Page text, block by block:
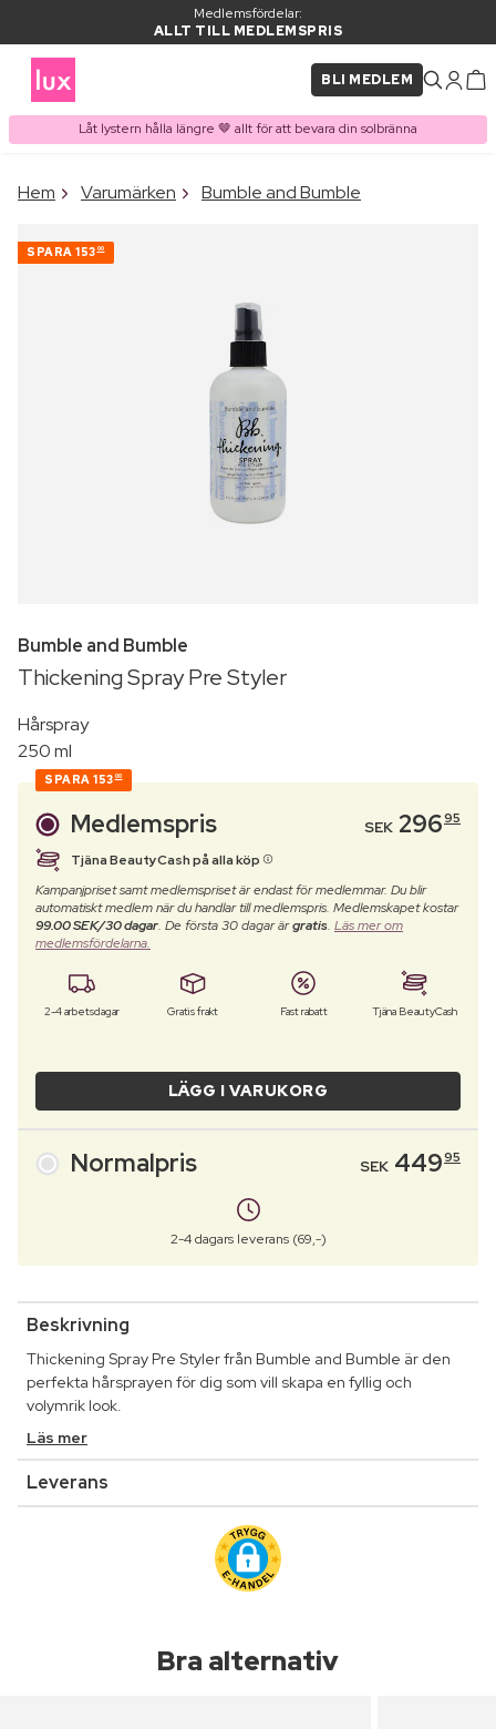
Medlemsfördelar:
ALLT TILL MEDLEMSPRIS
BLI MEDLEM
Låt lystern hålla längre 🤎 allt för att bevara din solbränna
PRODUKT I VARUKORGEN
Hem Varumärken Bumble and Bumble
SPARA 153 00
Bumble and Bumble
Thickening Spray Pre Styler
Hårspray
250 ml
SPARA 153 00
Medlemspris SEK 29695
Tjäna BeautyCash på alla köp
Kampanjpriset samt medlemspriset är endast för medlemmar. Du blir
automatiskt medlem när du handlar till medlemspris. Medlemskapet kostar
99.00 SEK/30 dagar. De första 30 dagar ärgratis. Läs mer om
medlemsfördelarna.
2-4 arbetsdagar Gratis frakt Fast rabatt Tjäna BeautyCash
LÄGG I VARUKORG
Normalpris SEK 44995
2-4 dagars leverans (69,-)
Beskrivning
Thickening Spray Pre Styler från Bumble and Bumble är den
perfekta hårsprayen för dig som vill skapa en fyllig och
volymrik look.
Läs mer
Leverans
Bra alternativ